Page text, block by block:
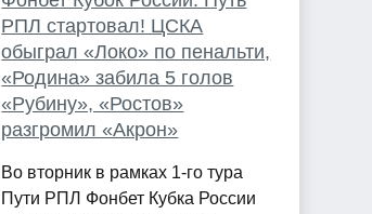
РПЛ стартовал! ЦСКА
обыграл «Локо» по пенальти,
«Родина» забила 5 голов
«Рубину», «Ростов»
разгромил «Акрон»
Во вторник в рамках 1-го тура
Пути РПЛ Фонбет Кубка России